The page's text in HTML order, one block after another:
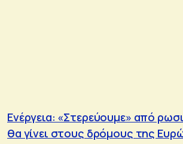
Ενέργεια: «Στερεύουμε» από
θα γίνει στους δρόμους της